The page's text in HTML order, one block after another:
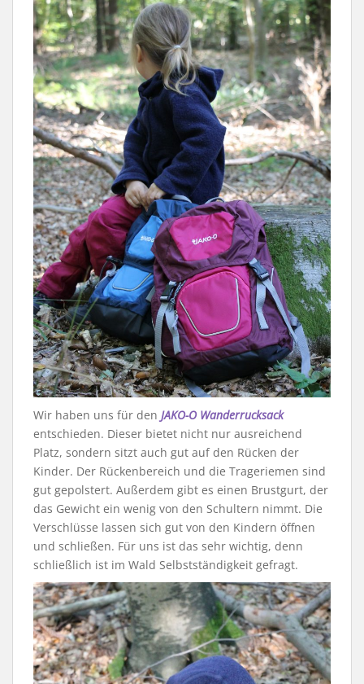
Wir haben uns für den JAKO-O Wanderrucksack
entschieden. Dieser bietet nicht nur ausreichend
Platz, sondern sitzt auch gut auf den Rücken der
Kinder. Der Rückenbereich und die Trageriemen sind
gut gepolstert. Außerdem gibt es einen Brustgurt, der
das Gewicht ein wenig von den Schultern nimmt. Die
Verschlüsse lassen sich gut von den Kindern öffnen
und schließen. Für uns ist das sehr wichtig, denn
schließlich ist im Wald Selbstständigkeit gefragt.